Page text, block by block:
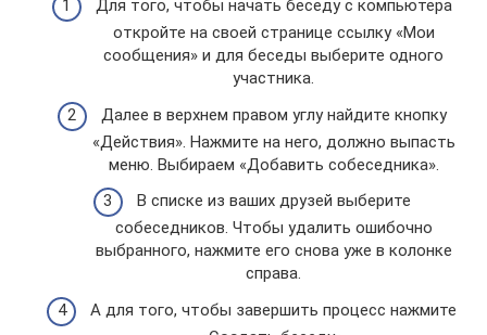
Для того, чтобы начать беседу с компьютера
откройте на своей странице ссылку «Мои
сообщения» и для беседы выберите одного
участника.
Далее в верхнем правом углу найдите кнопку
«Действия». Нажмите на него, должно выпасть
меню. Выбираем «Добавить собеседника».
В списке из ваших друзей выберите
собеседников. Чтобы удалить ошибочно
выбранного, нажмите его снова уже в колонке
справа.
А для того, чтобы завершить процесс нажмите